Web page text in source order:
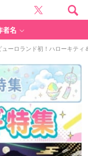
者名
ーロランド初！ハローキティ